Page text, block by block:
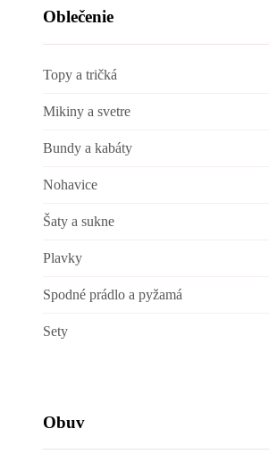
Oblečenie
Topy a tričká
Mikiny a svetre
Bundy a kabáty
Nohavice
Šaty a sukne
Plavky
Spodné prádlo a pyžamá
Sety
Obuv